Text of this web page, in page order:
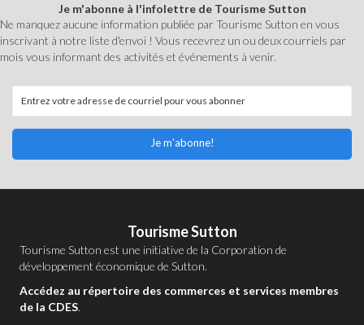
Je m'abonne à l'infolettre de Tourisme Sutton
Ne manquez aucune information publiée par Tourisme Sutton en vous
inscrivant à notre liste d'envoi ! Vous recevrez un ou deux courriels par
mois vous informant des activités et événements à venir.
Je m'abonne!
Tourisme Sutton
Tourisme Sutton est une initiative de la Corporation de
développement économique de Sutton.
Accédez au répertoire des commerces et services membres
de la CDES.